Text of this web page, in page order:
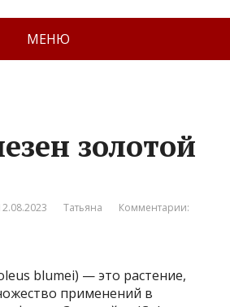
МЕНЮ
золотой
Татьяна
Комментарии:
blumei) — это растение,
применений в